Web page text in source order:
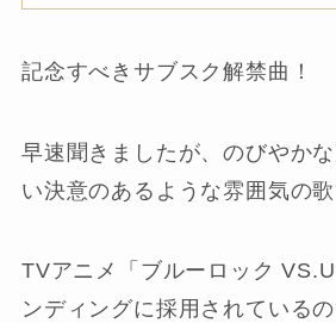
記念すべきサブスク解禁曲！
早速聞きましたが、のびやか
い決意のあるような雰囲気の歌
TVアニメ「ブルーロック
ンディングに採用されている